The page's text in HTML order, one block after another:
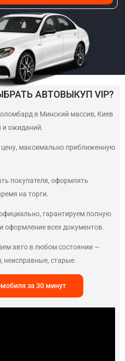
АВТОВЫКУП VIP?
в Минский массив, Киев
и ожиданий.
цену, максимально приближенную
покупателя, оформлять
на торги.
гарантируем полную
оформление всех документов.
авто в любом состоянии —
неисправные, старые.
за 30 минут